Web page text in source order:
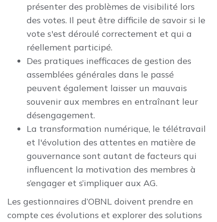
présenter des problèmes de visibilité lors
des votes. Il peut être difficile de savoir si le
vote s'est déroulé correctement et qui a
réellement participé.
Des pratiques inefficaces de gestion des
assemblées générales dans le passé
peuvent également laisser un mauvais
souvenir aux membres en entraînant leur
désengagement.
La transformation numérique, le télétravail
et l'évolution des attentes en matière de
gouvernance sont autant de facteurs qui
influencent la motivation des membres à
s’engager et s’impliquer aux AG.
Les gestionnaires d’OBNL doivent prendre en
compte ces évolutions et explorer des solutions